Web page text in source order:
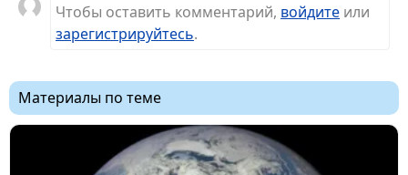
Чтобы оставить комментарий, войдите или
зарегистрируйтесь.
Материалы по теме